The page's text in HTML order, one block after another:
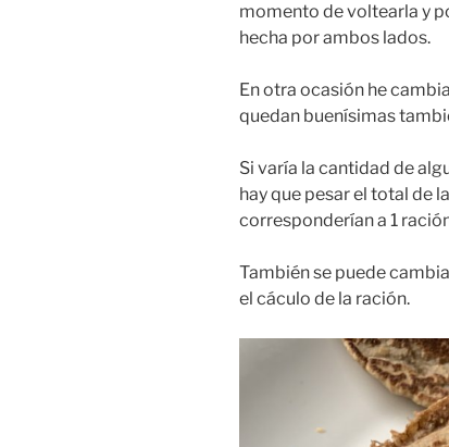
momento de voltearla y
hecha por ambos lados.
En otra ocasión he
quedan buenísimas
Si varía la cantidad de
hay que pesar el total de
corresponderían a 1
También se puede
el cáculo de la ración.